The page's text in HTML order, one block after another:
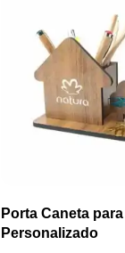
Porta Caneta
Personalizado